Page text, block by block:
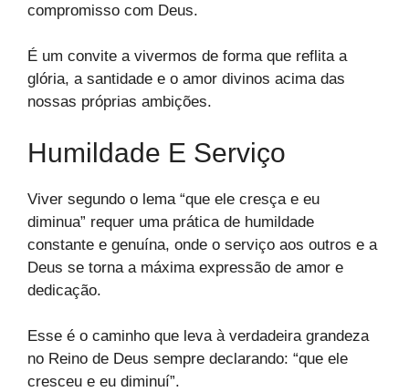
compromisso com Deus.
É um convite a vivermos de forma que reflita a
glória, a santidade e o amor divinos acima das
nossas próprias ambições.
Humildade E Serviço
Viver segundo o lema “que ele cresça e eu
diminua” requer uma prática de humildade
constante e genuína, onde o serviço aos outros e a
Deus se torna a máxima expressão de amor e
dedicação.
Esse é o caminho que leva à verdadeira grandeza
no Reino de Deus sempre declarando: “que ele
cresceu e eu diminuí”.